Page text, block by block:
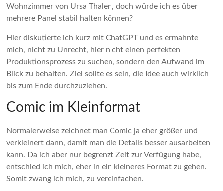
Wohnzimmer von Ursa Thalen, doch würde ich es über
mehrere Panel stabil halten können?
Hier diskutierte ich kurz mit ChatGPT und es ermahnte
mich, nicht zu Unrecht, hier nicht einen perfekten
Produktionsprozess zu suchen, sondern den Aufwand im
Blick zu behalten. Ziel sollte es sein, die Idee auch wirklich
bis zum Ende durchzuziehen.
Comic im Kleinformat
Normalerweise zeichnet man Comic ja eher größer und
verkleinert dann, damit man die Details besser ausarbeiten
kann. Da ich aber nur begrenzt Zeit zur Verfügung habe,
entschied ich mich, eher in ein kleineres Format zu gehen.
Somit zwang ich mich, zu vereinfachen.